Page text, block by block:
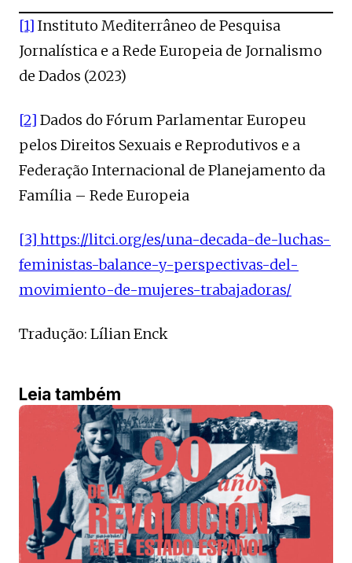
[1] Instituto Mediterrâneo de Pesquisa
Jornalística e a Rede Europeia de Jornalismo
de Dados (2023)
[2] Dados do Fórum Parlamentar Europeu
pelos Direitos Sexuais e Reprodutivos e a
Federação Internacional de Planejamento da
Família – Rede Europeia
[3] https://litci.org/es/una-decada-de-luchas-
feministas-balance-y-perspectivas-del-
movimiento-de-mujeres-trabajadoras/
Tradução: Lílian Enck
Leia também